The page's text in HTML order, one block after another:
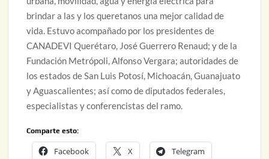
brindar a las y los queretanos una mejor calidad de
vida. Estuvo acompañado por los presidentes de
CANADEVI Querétaro, José Guerrero Renaud; y de la
Fundación Metrópoli, Alfonso Vergara; autoridades de
los estados de San Luis Potosí, Michoacán, Guanajuato
y Aguascalientes; así como de diputados federales,
especialistas y conferencistas del ramo.
Comparte esto:
Facebook X Telegram